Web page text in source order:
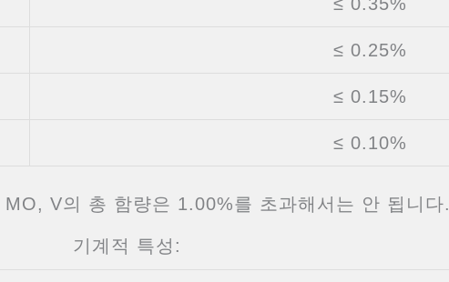
≤ 0.25%
≤ 0.15%
≤ 0.10%
V의 총 함량은 1.00%를 초과해서는 안 됩니다.
기계적 특성: